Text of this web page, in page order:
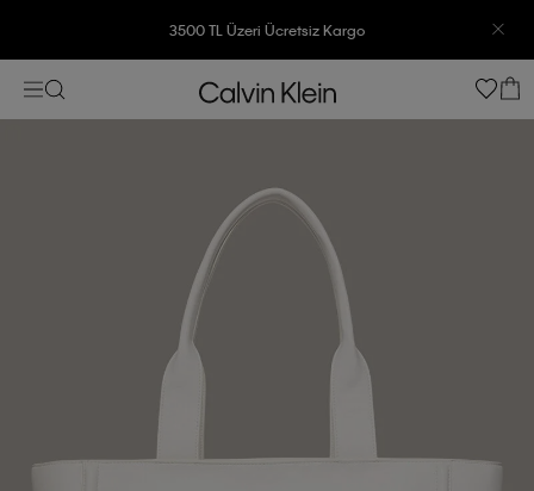
3500 TL Üzeri Ücretsiz Kargo
7500 TL Ve Üzeri Alışverişlerinizde 6 Taksit İmkanı